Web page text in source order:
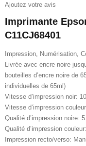
Ajoutez votre avis
Imprimante
C11CJ68401
Impression, Numérisation,
Livrée avec encre noire
bouteilles d’encre noire de
individuelles de 65ml)
Vitesse d’impression noir:
Vitesse d’impression
Qualité d’impression noire:
Qualité d’impression
Impression recto/verso: